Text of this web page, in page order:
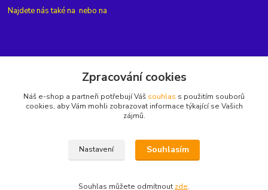
Najdete nás také na nebo na
+420775654704
Zpracování cookies
Náš e-shop a partneři potřebují Váš souhlas s použitím souborů
cookies, aby Vám mohli zobrazovat informace týkající se Vašich
zájmů.
Nastavení Souhlasím
Souhlas můžete odmítnout zde.